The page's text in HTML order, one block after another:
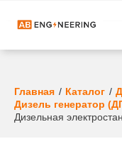
О
Главная Каталог
Дизель генератор
Дизельная